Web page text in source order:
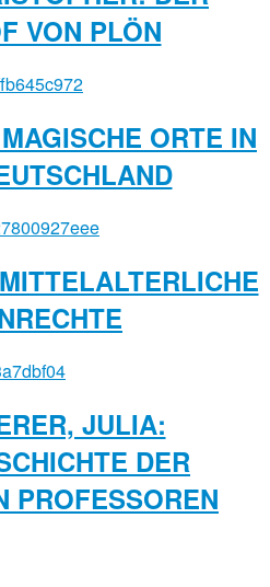
VON PLÖN
ORTE IN
JULIA:
DER
PROFESSOREN